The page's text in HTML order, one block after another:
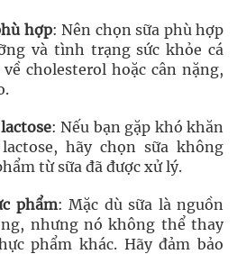
hợp: Nên chọn sữa phù hợp
và tình trạng sức khỏe cá
cholesterol hoặc cân nặng,
: Nếu bạn gặp khó khăn
hãy chọn sữa không
từ sữa đã được xử lý.
phẩm: Mặc dù sữa là nguồn
nhưng nó không thể thay
phẩm khác. Hãy đảm bảo